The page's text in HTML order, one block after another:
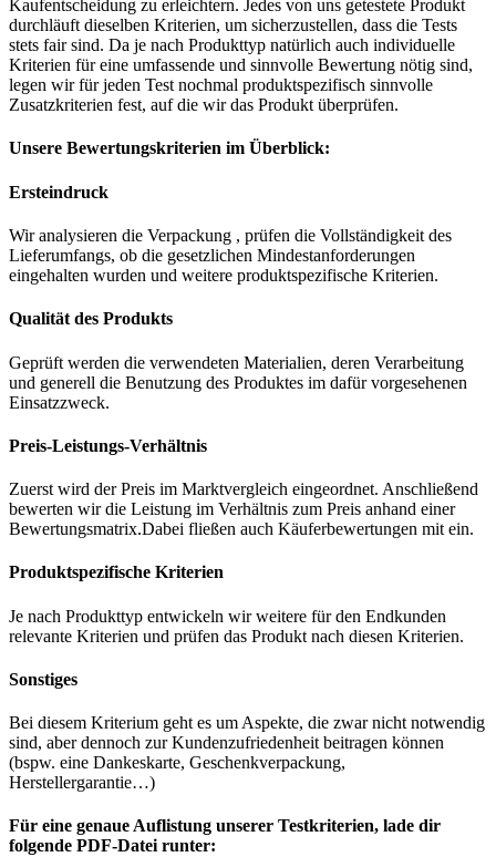
Kaufentscheidung zu erleichtern. Jedes von uns getestete Produkt
durchläuft dieselben Kriterien, um sicherzustellen, dass die Tests
stets fair sind. Da je nach Produkttyp natürlich auch individuelle
Kriterien für eine umfassende und sinnvolle Bewertung nötig sind,
legen wir für jeden Test nochmal produktspezifisch sinnvolle
Zusatzkriterien fest, auf die wir das Produkt überprüfen.
Unsere Bewertungskriterien im Überblick:
Ersteindruck
Wir analysieren die Verpackung , prüfen die Vollständigkeit des
Lieferumfangs, ob die gesetzlichen Mindestanforderungen
eingehalten wurden und weitere produktspezifische Kriterien.
Qualität des Produkts
Geprüft werden die verwendeten Materialien, deren Verarbeitung
und generell die Benutzung des Produktes im dafür vorgesehenen
Einsatzzweck.
Preis-Leistungs-Verhältnis
Zuerst wird der Preis im Marktvergleich eingeordnet. Anschließend
bewerten wir die Leistung im Verhältnis zum Preis anhand einer
Bewertungsmatrix.Dabei fließen auch Käuferbewertungen mit ein.
Produktspezifische Kriterien
Je nach Produkttyp entwickeln wir weitere für den Endkunden
relevante Kriterien und prüfen das Produkt nach diesen Kriterien.
Sonstiges
Bei diesem Kriterium geht es um Aspekte, die zwar nicht notwendig
sind, aber dennoch zur Kundenzufriedenheit beitragen können
(bspw. eine Dankeskarte, Geschenkverpackung,
Herstellergarantie…)
Für eine genaue Auflistung unserer Testkriterien, lade dir
folgende PDF-Datei runter: